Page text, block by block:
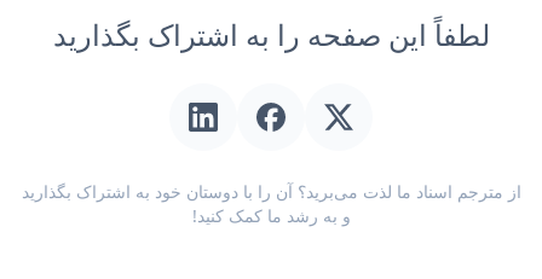
لطفاً این صفحه را به اشتراک بگذارید
از مترجم اسناد ما لذت می‌برید؟ آن را با دوستان خود به اشتراک بگذارید
و به رشد ما کمک کنید!